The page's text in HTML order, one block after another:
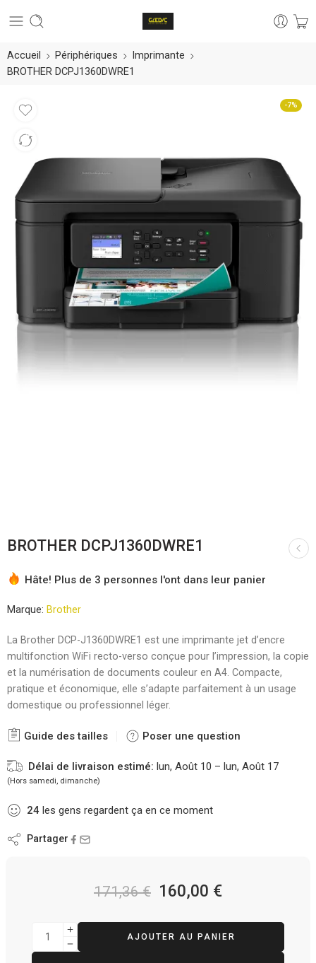
Accueil Périphériques
Imprimante
BROTHER DCPJ1360DWRE1
-7%
BROTHER DCPJ1360DWRE1
Hâte! Plus de 3 personnes l'ont dans leur panier
Marque: Brother
La Brother DCP-J1360DWRE1 est une imprimante jet d’encre
multifonction WiFi recto-verso conçue pour l’impression, la copie
et la numérisation de documents couleur en A4. Compacte,
pratique et économique, elle s’adapte parfaitement à un usage
domestique ou professionnel léger.
Guide des tailles Poser une question
Délai de livraison estimé: lun, Août 10 – lun, Août 17
(Hors samedi, dimanche)
24 les gens regardent ça en ce moment
Partager
171,36€ 160,00 €
AJOUTER AU PANIER